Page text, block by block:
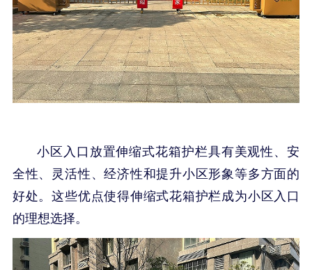
小区入口放置伸缩式花箱护栏具有美观性、安
全性、灵活性、经济性和提升小区形象等多方面的
好处。这些优点使得伸缩式花箱护栏成为小区入口
的理想选择。